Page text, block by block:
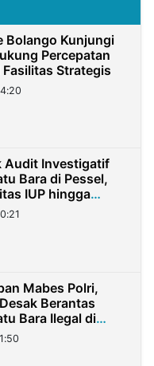
Bolango Kunjungi
Percepatan
Strategis
Audit Investigatif
Bara di Pessel,
IUP hingga
Mabes Polri,
Berantas
Bara Ilegal di